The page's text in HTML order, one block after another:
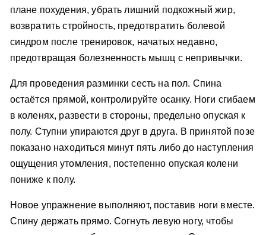
плане похудения, убрать лишний подкожный жир,
возвратить стройность, предотвратить болевой
синдром после тренировок, начатых недавно,
предотвращая болезненность мышц с непривычки.
Для проведения разминки сесть на пол. Спина
остаётся прямой, контролируйте осанку. Ноги сгибаем
в коленях, развести в стороны, предельно опуская к
полу. Ступни упираются друг в друга. В принятой позе
показано находиться минут пять либо до наступления
ощущения утомления, постепенно опуская колени
пониже к полу.
Новое упражнение выполняют, поставив ноги вместе.
Спину держать прямо. Согнуть левую ногу, чтобы